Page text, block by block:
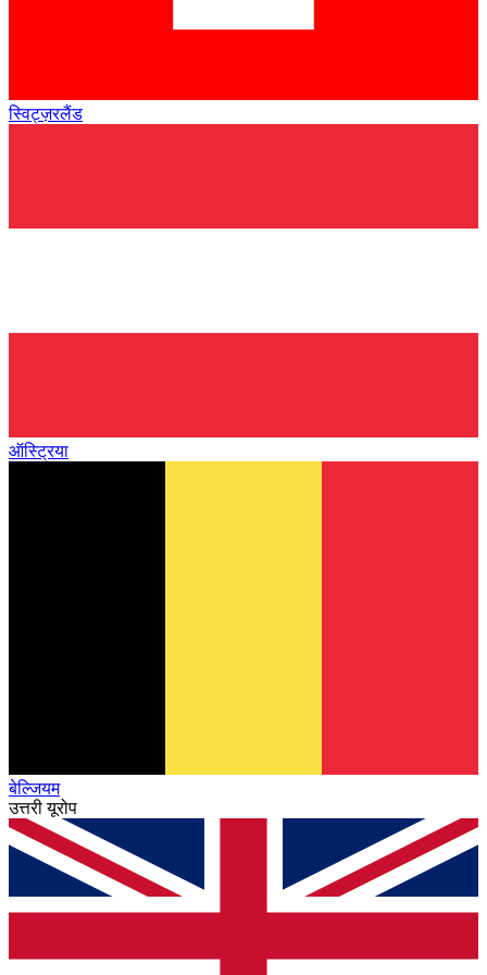
स्विट्ज़रलैंड
ऑस्ट्रिया
बेल्जियम
उत्तरी यूरोप